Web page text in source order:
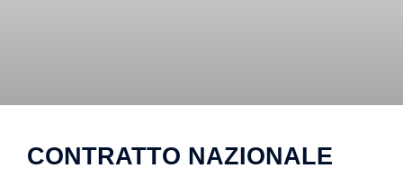
CONTRATTO NAZIONALE